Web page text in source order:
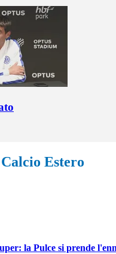
Estero
la Pulce si prende